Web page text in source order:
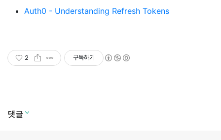
Auth0 - Understanding Refresh Tokens
2 구독하기
댓글